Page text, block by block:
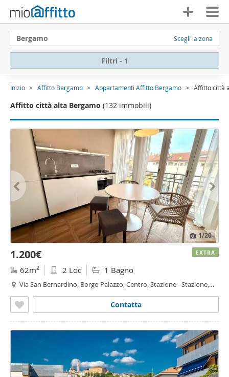
Bergamo Scegli la zona
Filtri - 1
Inizio Affitto Bergamo Appartamenti Affitto Bergamo Affitto città
Affitto città alta Bergamo (132 immobili)
1/20
1.200€
62m2 2 Loc 1 Bagno
Via San Bernardino, Borgo Palazzo, Centro, Stazione - Stazione,
Contatta
EXTRA